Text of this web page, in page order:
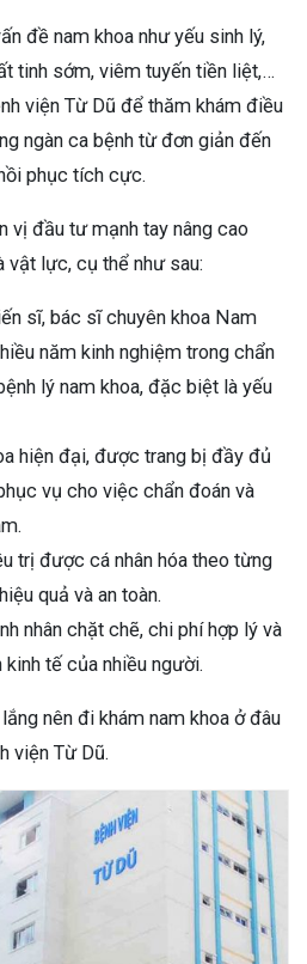
đề nam khoa như yếu sinh lý,
tinh sớm, viêm tuyến tiền liệt,…
viện Từ Dũ để thăm khám điều
ngàn ca bệnh từ đơn giản đến
phục tích cực.
vị đầu tư mạnh tay nâng cao
vật lực, cụ thể như sau:
sĩ, bác sĩ chuyên khoa Nam
năm kinh nghiệm trong chẩn
lý nam khoa, đặc biệt là yếu
hiện đại, được trang bị đầy đủ
vụ cho việc chẩn đoán và
trị được cá nhân hóa theo từng
quả và an toàn.
nhân chặt chẽ, chi phí hợp lý và
tế của nhiều người.
nên đi khám nam khoa ở đâu
viện Từ Dũ.